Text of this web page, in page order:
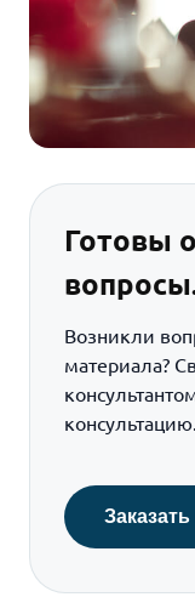
Готовы
Возникли
материала?
консультацию.